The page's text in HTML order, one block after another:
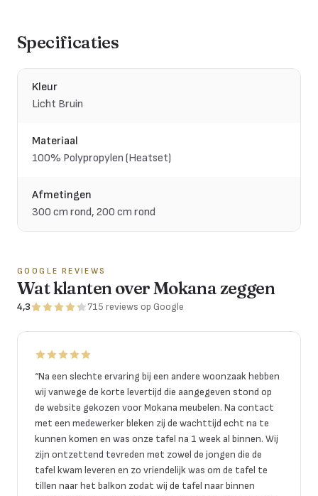
Specificaties
Kleur
Licht Bruin
Materiaal
100% Polypropylen (Heatset)
Afmetingen
300 cm rond, 200 cm rond
GOOGLE REVIEWS
Wat klanten over Mokana zeggen
4,3 715 reviews op Google
“Na een slechte ervaring bij een andere woonzaak hebben
wij vanwege de korte levertijd die aangegeven stond op
de website gekozen voor Mokana meubelen. Na contact
met een medewerker bleken zij de wachttijd echt na te
kunnen komen en was onze tafel na 1 week al binnen. Wij
zijn ontzettend tevreden met zowel de jongen die de
tafel kwam leveren en zo vriendelijk was om de tafel te
tillen naar het balkon zodat wij de tafel naar binnen